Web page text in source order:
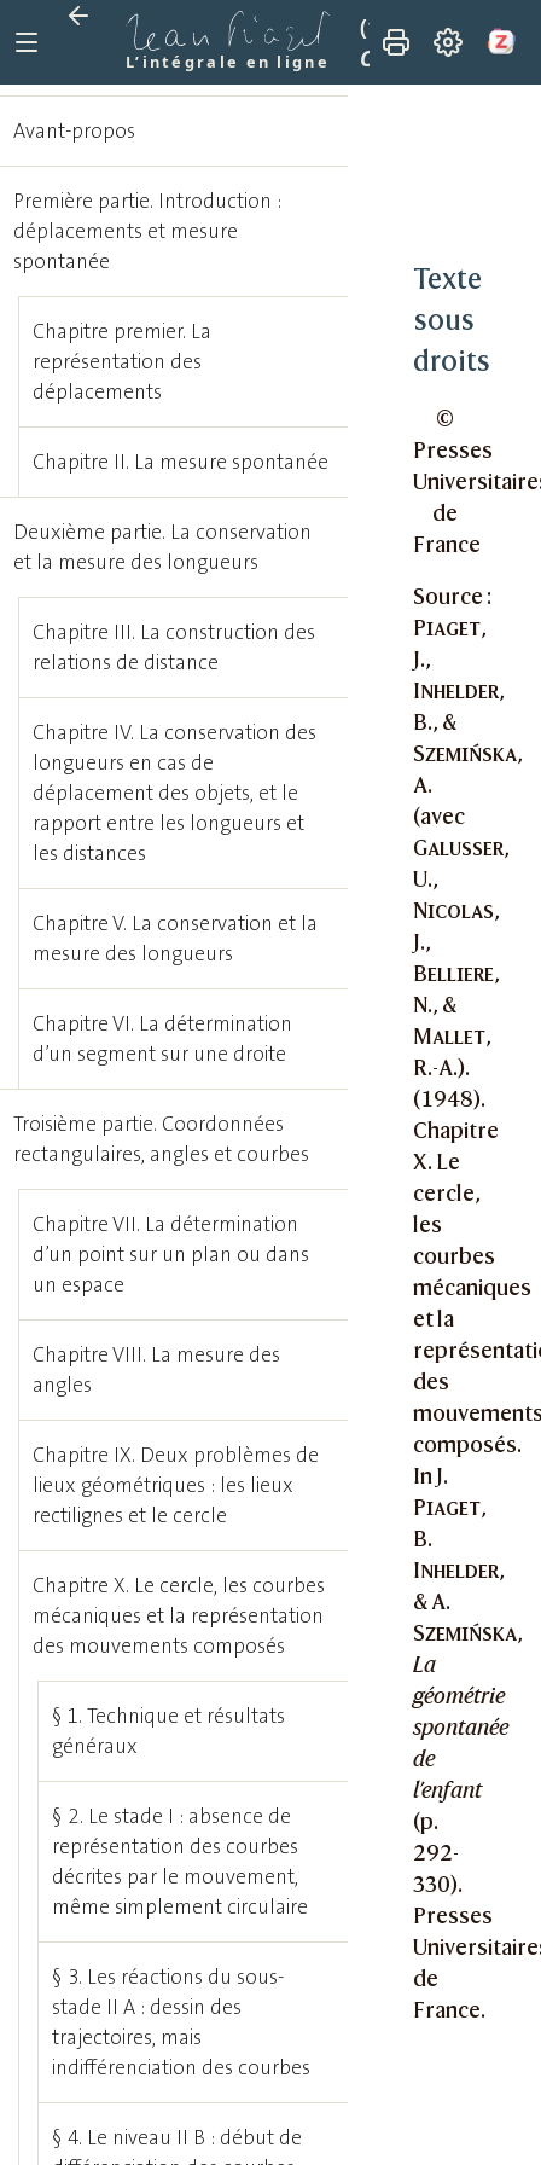
L’intégrale en ligne
(1948)
La
Chapitre X. Le
Texte
sous
droits
©
Presses
de
France
Source :
Piaget,
J.,
Inhelder,
B., &
Szemińska,
A.
(avec
Galusser,
U.,
Nicolas,
J.,
Belliere,
N., &
Mallet,
R.-A.).
(1948).
Chapitre
X. Le
cercle,
les
courbes
mécaniques
et la
des
composés.
In J.
Piaget,
B.
Inhelder,
& A.
Szemińska,
La
géométrie
spontanée
de
l’enfant
(p.
292-
330).
Presses
de
France.
Avant-propos
Première partie. Introduction :
déplacements et mesure
spontanée
Chapitre premier. La
représentation des
déplacements
Chapitre II. La mesure spontanée
Deuxième partie. La conservation
et la mesure des longueurs
Chapitre III. La construction des
relations de distance
Chapitre IV. La conservation des
longueurs en cas de
déplacement des objets, et le
rapport entre les longueurs et
les distances
Chapitre V. La conservation et la
mesure des longueurs
Chapitre VI. La détermination
d’un segment sur une droite
Troisième partie. Coordonnées
rectangulaires, angles et courbes
Chapitre VII. La détermination
d’un point sur un plan ou dans
un espace
Chapitre VIII. La mesure des
angles
Chapitre IX. Deux problèmes de
lieux géométriques : les lieux
rectilignes et le cercle
Chapitre X. Le cercle, les courbes
mécaniques et la représentation
des mouvements composés
§ 1. Technique et résultats
généraux
§ 2. Le stade I : absence de
représentation des courbes
décrites par le mouvement,
même simplement circulaire
§ 3. Les réactions du sous-
stade II A : dessin des
trajectoires, mais
indifférenciation des courbes
§ 4. Le niveau II B : début de